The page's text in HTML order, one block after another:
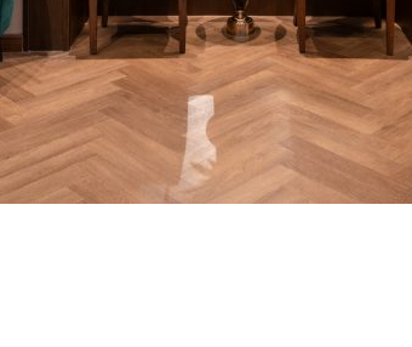
การตรวจทางห้องปฏิบัติการ
ตรวจเช็คแลปเฉพาะบุคคล
ตรวจเช็คภูมิแพ้อาหารแฝง